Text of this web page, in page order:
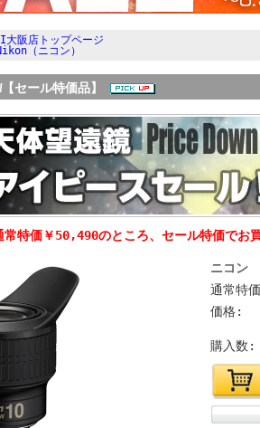
大阪店トップページ
（ニコン）
セール特価品】
常特価￥50,490のところ、セール特価でお
ニコン
通常特
価格:
購入数: